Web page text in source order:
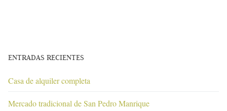
ENTRADAS RECIENTES
Casa de alquiler completa
Mercado tradicional de San Pedro Manrique